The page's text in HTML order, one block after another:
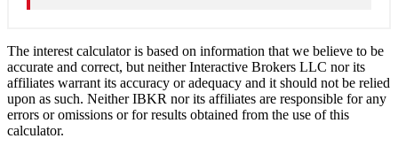
The interest calculator is based on information that we believe to be
accurate and correct, but neither Interactive Brokers LLC nor its
affiliates warrant its accuracy or adequacy and it should not be relied
upon as such. Neither IBKR nor its affiliates are responsible for any
errors or omissions or for results obtained from the use of this
calculator.